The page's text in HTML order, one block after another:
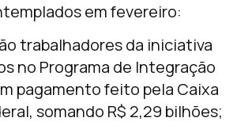
em fevereiro:
trabalhadores da iniciativa
no Programa de Integração
pagamento feito pela Caixa
somando R$ 2,29 bilhões;